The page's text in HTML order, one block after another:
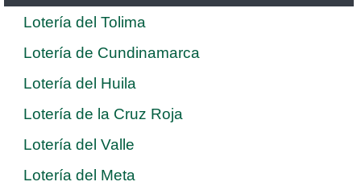
Lotería del Tolima
Lotería de Cundinamarca
Lotería del Huila
Lotería de la Cruz Roja
Lotería del Valle
Lotería del Meta